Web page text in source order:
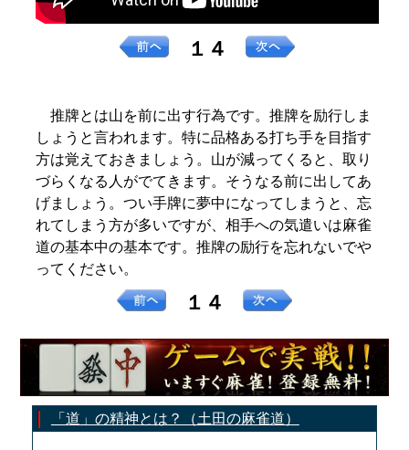
１４
推牌とは山を前に出す行為です。推牌を励行しま
しょうと言われます。特に品格ある打ち手を目指す
方は覚えておきましょう。山が減ってくると、取り
づらくなる人がでてきます。そうなる前に出してあ
げましょう。つい手牌に夢中になってしまうと、忘
れてしまう方が多いですが、相手への気遣いは麻雀
道の基本中の基本です。推牌の励行を忘れないでや
ってください。
１４
「道」の精神とは？（土田の麻雀道）